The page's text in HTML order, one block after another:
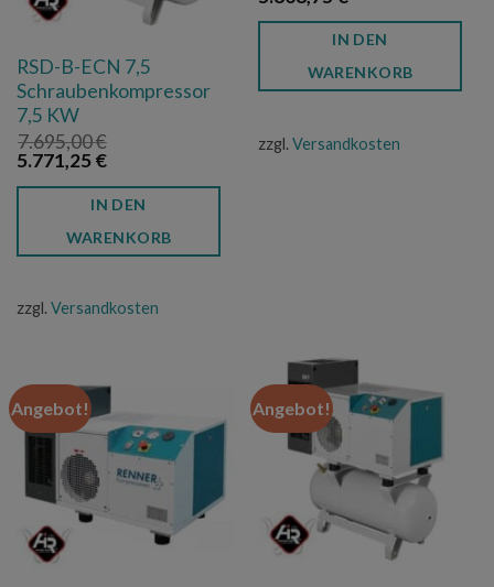
RSD-B-ECN 7,5
Schraubenkompressor
7,5 KW
7.695,00€
Ursprünglicher
7.695,00 €
5.771,25€Aktueller
ist:
5.771,25 €.
IN DEN
WARENKORB
zzgl. Versandkosten
7.745,00 €
ist:
5.808,75 €.
IN DEN
WARENKORB
zzgl. Versandkosten
Angebot! Angebot!